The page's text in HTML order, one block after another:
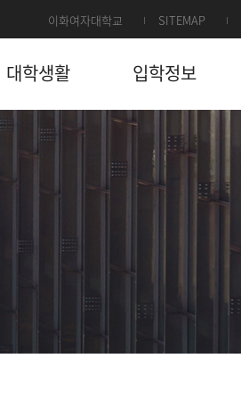
이화여자대학교 SITEMAP
대학생활 입학정보